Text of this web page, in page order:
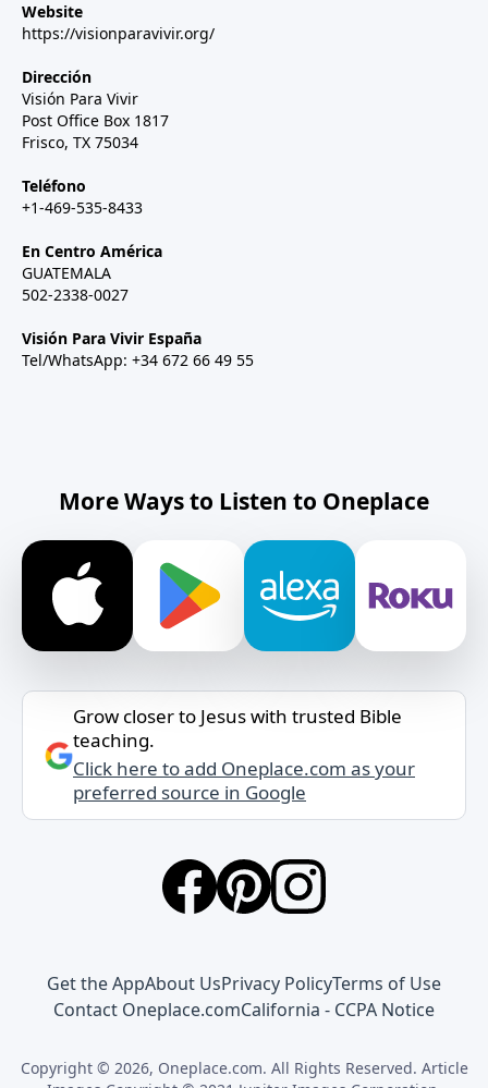
Website
https://visionparavivir.org/
Dirección
Visión Para Vivir
Post Office Box 1817
Frisco, TX 75034
Teléfono
+1-469-535-8433
En Centro América
GUATEMALA
502-2338-0027
Visión Para Vivir España
Tel/WhatsApp: +34 672 66 49 55
More Ways to Listen to Oneplace
Grow closer to Jesus with trusted Bible
teaching.
Click here to add Oneplace.com as your
preferred source in Google
Get the AppAbout UsPrivacy PolicyTerms of Use
Contact Oneplace.comCalifornia - CCPA Notice
Copyright © 2026, Oneplace.com. All Rights Reserved. Article